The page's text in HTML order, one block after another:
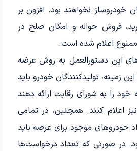
خودروساز نخواهند بود. افزون بر
فروش حواله و امکان صلح در
ممنوع اعلام شده است.
این دستورالعمل به روش عرضه
زمینه، تولیدکنندگان خودرو باید
خود را به شورای رقابت ارائه دهند
اعلام کنند. همچنین، در تمامی
خودروهای موجود برای عرضه باید
صورتی که تعداد درخواست‌ها